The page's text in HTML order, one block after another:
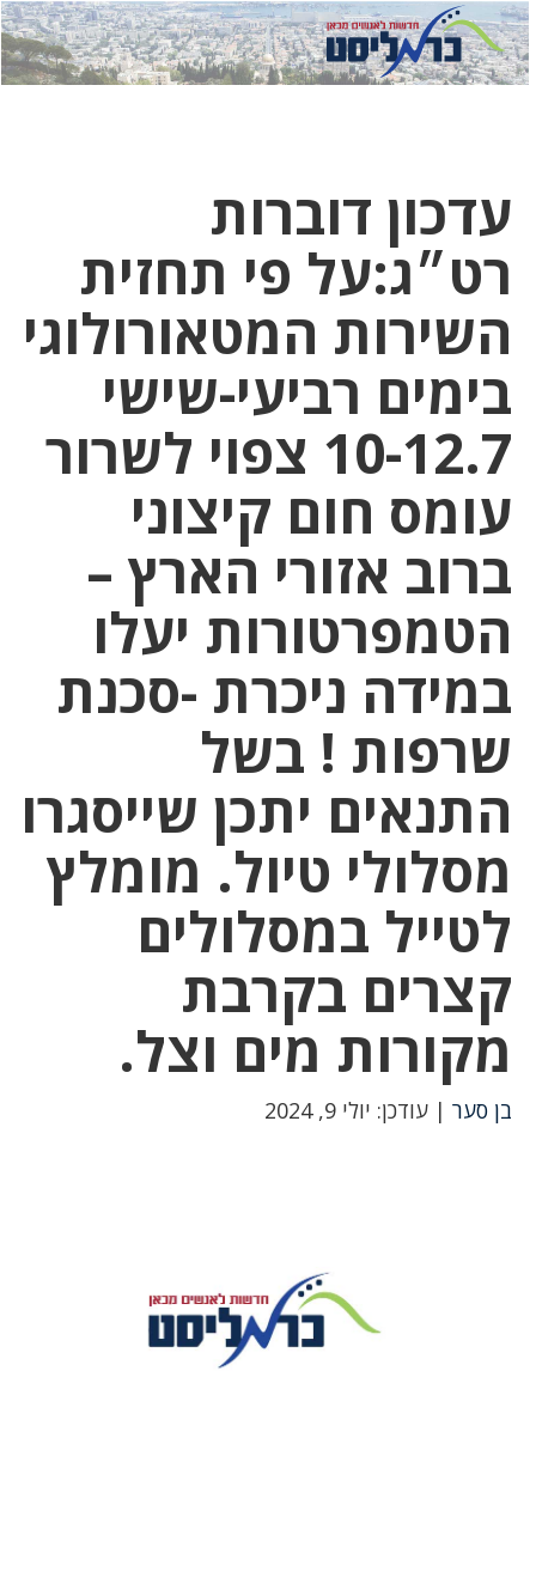
לחץ
כאן
לחץ
כדי
עדכון דוברות
רט״ג:על פי תחזית
השירות המטאורולוגי
בימים רביעי-שישי
10-12.7 צפוי לשרור
עומס חום קיצוני
ברוב אזורי הארץ –
הטמפרטורות יעלו
במידה ניכרת -סכנת
שרפות ! בשל
התנאים יתכן שייסגרו
מסלולי טיול. מומלץ
לטייל במסלולים
קצרים בקרבת
מקורות מים וצל.
בן סער | עודכן: יולי 9, 2024